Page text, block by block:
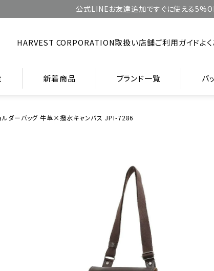
公式LINEお友達追加ですぐに使える
HARVEST CORPORATION取扱い店舗ご利用ガイドよ
新着商品 ブランド一覧 バ
ルダーバッグ 牛革×撥水キャンバス JPI-7286